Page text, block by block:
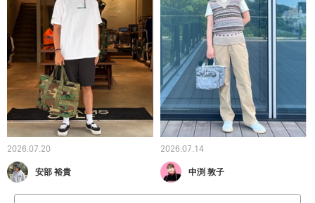
2026.07.20
安部 裕貴
2026.07.14
中渕 敦子